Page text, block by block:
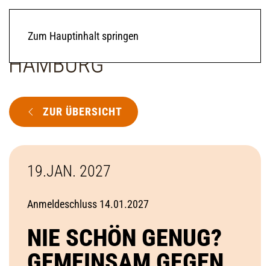
Zum Hauptinhalt springen
ZUR ÜBERSICHT
19.JAN. 2027
Anmeldeschluss 14.01.2027
NIE SCHÖN GENUG?